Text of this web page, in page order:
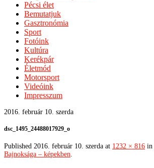
Pécsi élet
Bemutatjuk
Gasztronómia
Sport
Fotóink
Kultúra
Kerékpár
Életmód
Motorsport
Videóink
Impresszum
2016. február 10. szerda
dsc_1495_24488017929_o
Published 2016. február 10. szerda at 1232 × 816 in
Bajnoksága – képekben